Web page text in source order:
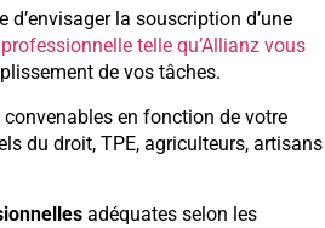
la souscription d’une
telle qu’Allianz vous
de vos tâches.
en fonction de votre
du droit, TPE, agriculteurs, artisans
adéquates selon les